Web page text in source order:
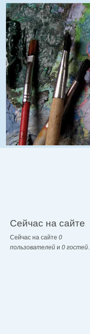
Сейчас на сайте
Сейчас на сайте 0
пользователей и 0 гостей.